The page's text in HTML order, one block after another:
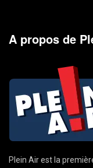
A propos de
Plein Air est la